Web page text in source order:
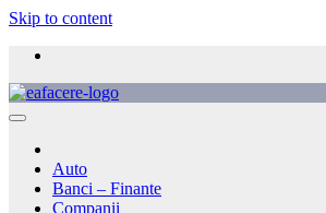
Skip to content
Auto
Banci – Finante
Companii